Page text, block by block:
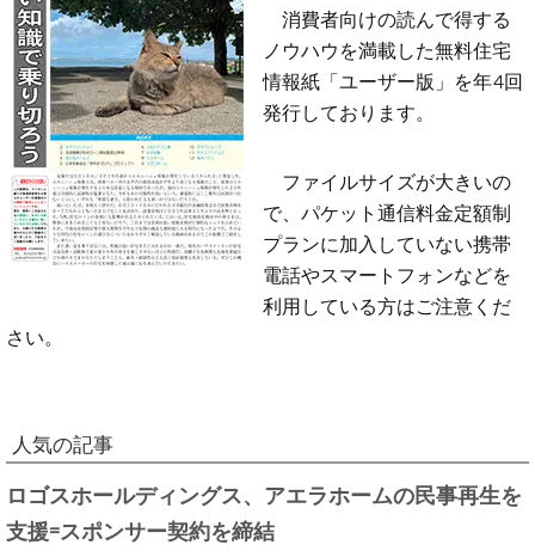
消費者向けの読んで得する
ノウハウを満載した無料住宅
情報紙「ユーザー版」を年4回
発行しております。
ファイルサイズが大きいの
で、パケット通信料金定額制
プランに加入していない携帯
電話やスマートフォンなどを
利用している方はご注意くだ
さい。
人気の記事
ロゴスホールディングス、アエラホームの民事再生を
支援=スポンサー契約を締結